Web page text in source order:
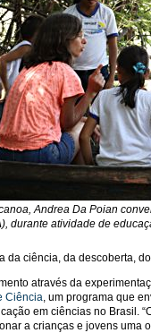
Andrea Da Poian
durante atividade de
ciência, da descoberta,
através da
Ciência, um programa que
em ciências no Brasil.
a crianças e jovens uma